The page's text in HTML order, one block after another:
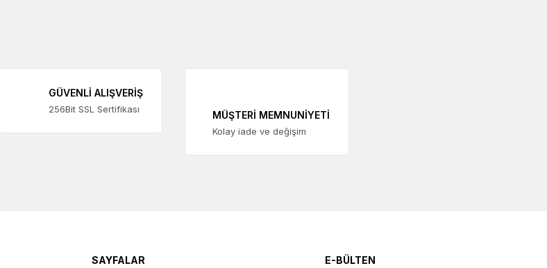
GÜVENLİ ALIŞVERİŞ
256Bit SSL Sertifikası MÜŞTERİ MEMNUNİYETİ
Kolay iade ve değişim
SAYFALAR E-BÜLTEN